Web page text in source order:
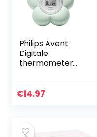
Philips Avent
Digitale
thermometer
€14.97